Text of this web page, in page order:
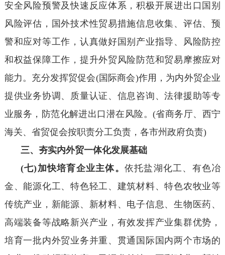
安全风险预警及快速反应体系，积极开展进出口国别
风险评估，国外技术性贸易措施信息收集、评估、预
警和应对等工作，认真做好国别产业指导、风险防控
和权益保障工作，提升外贸风险防范和贸易摩擦应对
能力。充分发挥贸促会(国际商会)作用，为内外贸企业
提供业务协调、质量认证、信息咨询、法律援助等专
业服务，防范化解进出口潜在风险。(省商务厅、西宁
海关、省贸促会按职责分工负责，各市州政府负责)
三、夯实内外贸一体化发展基础
(七)加快培育企业主体。 依托盐湖化工、有色冶
金、能源化工、特色轻工、建筑材料、特色农牧业等
传统产业，新能源、新材料、电子信息、生物医药、
高端装备等战略新兴产业，有效发挥产业集群优势，
培育一批内外贸业务并重、贯通国际国内两个市场的